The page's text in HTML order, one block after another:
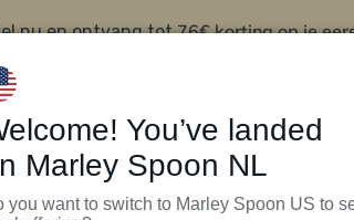
nu en ontvang tot76€ korting op je
You’ve landed
Marley Spoon NL
you want to switch to Marley Spoon US to